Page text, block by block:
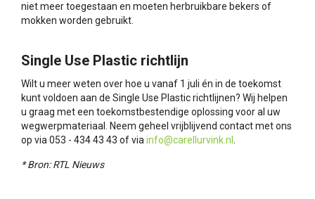
niet meer toegestaan en moeten herbruikbare bekers of
mokken worden gebruikt.
Single Use Plastic richtlijn
Wilt u meer weten over hoe u vanaf 1 juli én in de toekomst
kunt voldoen aan de Single Use Plastic richtlijnen? Wij helpen
u graag met een toekomstbestendige oplossing voor al uw
wegwerpmateriaal. Neem geheel vrijblijvend contact met ons
op via 053 - 434 43 43 of viainfo@carellurvink.nl .
* Bron: RTL Nieuws